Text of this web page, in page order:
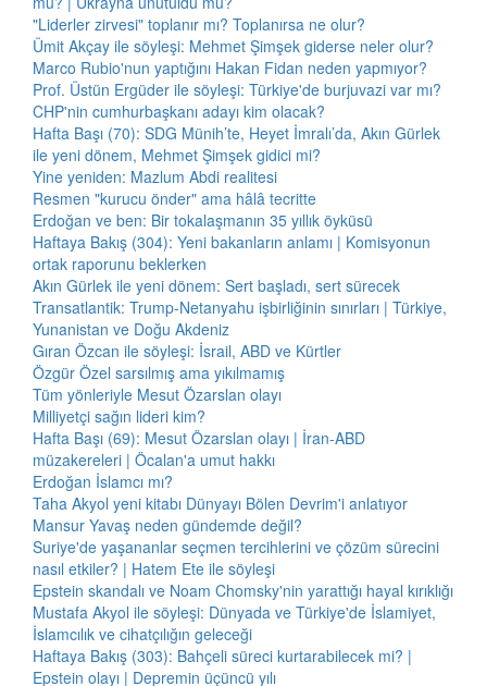
"Liderler zirvesi" toplanır mı? Toplanırsa ne olur?
Ümit Akçay ile söyleşi: Mehmet Şimşek giderse neler olur?
Marco Rubio'nun yaptığını Hakan Fidan neden yapmıyor?
Prof. Üstün Ergüder ile söyleşi: Türkiye'de burjuvazi var mı?
CHP'nin cumhurbaşkanı adayı kim olacak?
Hafta Başı (70): SDG Münih’te, Heyet İmralı’da, Akın Gürlek
ile yeni dönem, Mehmet Şimşek gidici mi?
Yine yeniden: Mazlum Abdi realitesi
Resmen "kurucu önder" ama hâlâ tecritte
Erdoğan ve ben: Bir tokalaşmanın 35 yıllık öyküsü
Haftaya Bakış (304): Yeni bakanların anlamı | Komisyonun
ortak raporunu beklerken
Akın Gürlek ile yeni dönem: Sert başladı, sert sürecek
Transatlantik: Trump-Netanyahu işbirliğinin sınırları | Türkiye,
Yunanistan ve Doğu Akdeniz
Gıran Özcan ile söyleşi: İsrail, ABD ve Kürtler
Özgür Özel sarsılmış ama yıkılmamış
Tüm yönleriyle Mesut Özarslan olayı
Milliyetçi sağın lideri kim?
Hafta Başı (69): Mesut Özarslan olayı | İran-ABD
müzakereleri | Öcalan'a umut hakkı
Erdoğan İslamcı mı?
Taha Akyol yeni kitabı Dünyayı Bölen Devrim'i anlatıyor
Mansur Yavaş neden gündemde değil?
Suriye'de yaşananlar seçmen tercihlerini ve çözüm sürecini
nasıl etkiler? | Hatem Ete ile söyleşi
Epstein skandalı ve Noam Chomsky'nin yarattığı hayal kırıklığı
Mustafa Akyol ile söyleşi: Dünyada ve Türkiye'de İslamiyet,
İslamcılık ve cihatçılığın geleceği
Haftaya Bakış (303): Bahçeli süreci kurtarabilecek mi? |
Epstein olayı | Depremin üçüncü yılı